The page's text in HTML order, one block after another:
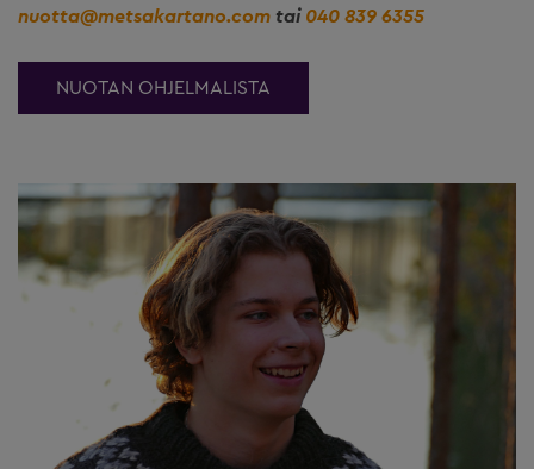
nuotta@metsakartano.com tai 040 839 6355
NUOTAN OHJELMALISTA